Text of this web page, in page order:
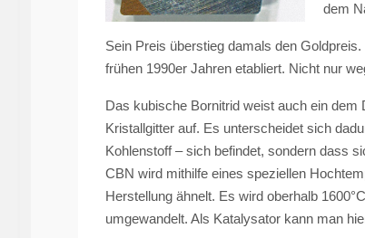
dem
Sein Preis überstieg damals den
frühen 1990er Jahren etabliert. Nicht nur
Das kubische Bornitrid weist auch ein
Kristallgitter auf. Es unterscheidet sich
Kohlenstoff – sich befindet, sondern dass
CBN wird mithilfe eines speziellen
Herstellung ähnelt. Es wird oberhalb
umgewandelt. Als Katalysator kann man